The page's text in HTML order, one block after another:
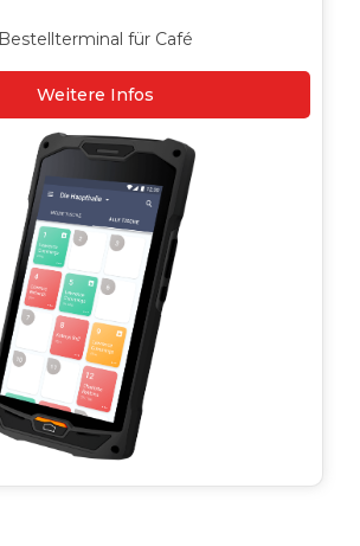
Bestellterminal für Café
Weitere Infos